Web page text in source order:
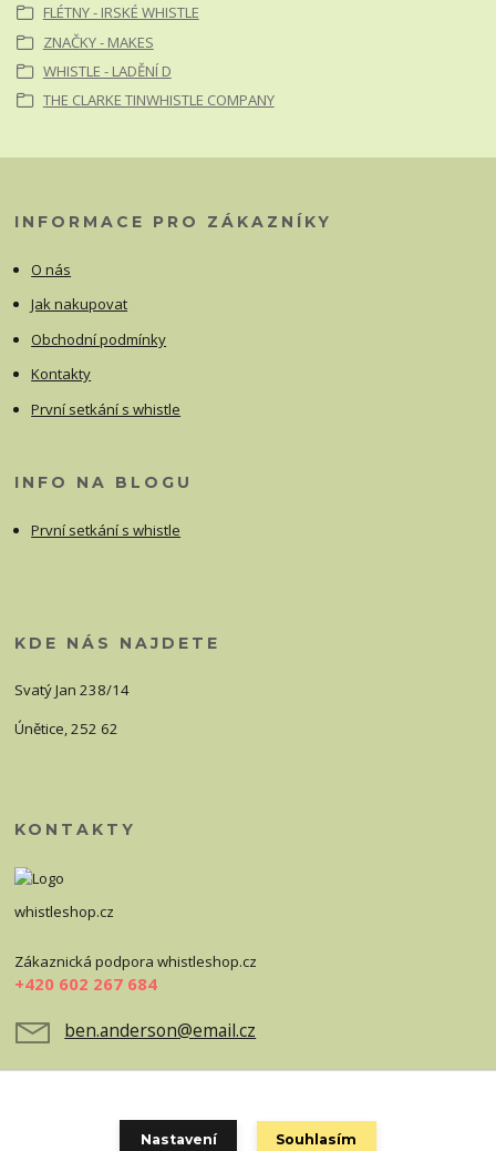
FLÉTNY - IRSKÉ WHISTLE
ZNAČKY - MAKES
WHISTLE - LADĚNÍ D
THE CLARKE TINWHISTLE COMPANY
INFORMACE PRO ZÁKAZNÍKY
O nás
Jak nakupovat
Obchodní podmínky
Kontakty
První setkání s whistle
INFO NA BLOGU
První setkání s whistle
KDE NÁS NAJDETE
Svatý Jan 238/14
Únětice, 252 62
KONTAKTY
whistleshop.cz
Zákaznická podpora whistleshop.cz
+420 602 267 684
ben.anderson@email.cz
Nastavení Souhlasím